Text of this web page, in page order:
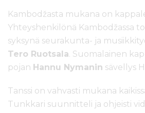
Kambodžasta mukana on
Yhteyshenkilönä Kambodžassa
syksynä seurakunta- ja
Tero Ruotsala. Suomalainen
pojan Hannu Nymanin sävellys
Tanssi on vahvasti mukana
Tunkkari suunnitteli ja ohjeisti